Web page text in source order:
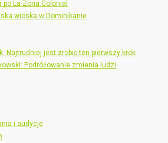
po La Zona Colonial
wioska w Dominikanie
Najtrudniej jest zrobić ten pierwszy krok
Podróżowanie zmienia ludzi
i audycje